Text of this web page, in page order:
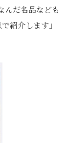
んだ名品なども
紹介します」